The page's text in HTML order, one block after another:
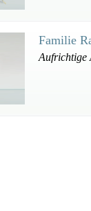
Familie
Aufrichtige